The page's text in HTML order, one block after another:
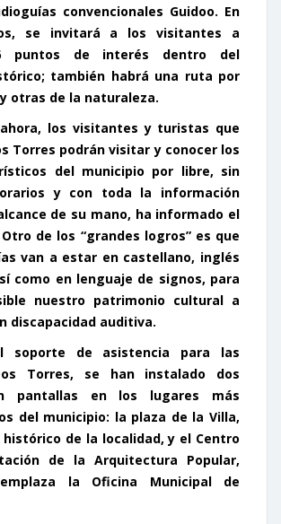
convencionales Guidoo. En
se invitará a los visitantes a
puntos de interés dentro del
también habrá una ruta por
otras de la naturaleza.
los visitantes y turistas que
Torres podrán visitar y conocer los
del municipio por libre, sin
y con toda la información
de su mano, ha informado el
de los “grandes logros” es que
van a estar en castellano, inglés
como en lenguaje de signos, para
nuestro patrimonio cultural a
discapacidad auditiva.
soporte de asistencia para las
Torres, se han instalado dos
pantallas en los lugares más
del municipio: la plaza de la Villa,
de la localidad, y el Centro
de la Arquitectura Popular,
la Oficina Municipal de